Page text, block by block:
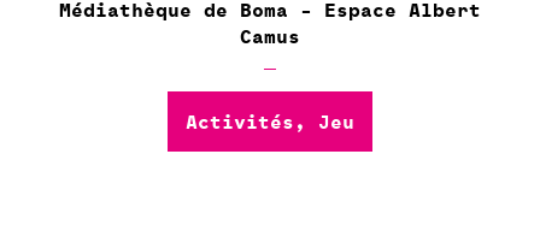
Médiathèque de Boma - Espace Albert
Camus
Activités, Jeu